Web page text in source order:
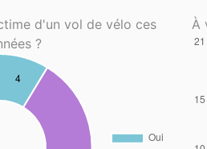
d'un vol de vélo ces
?
À